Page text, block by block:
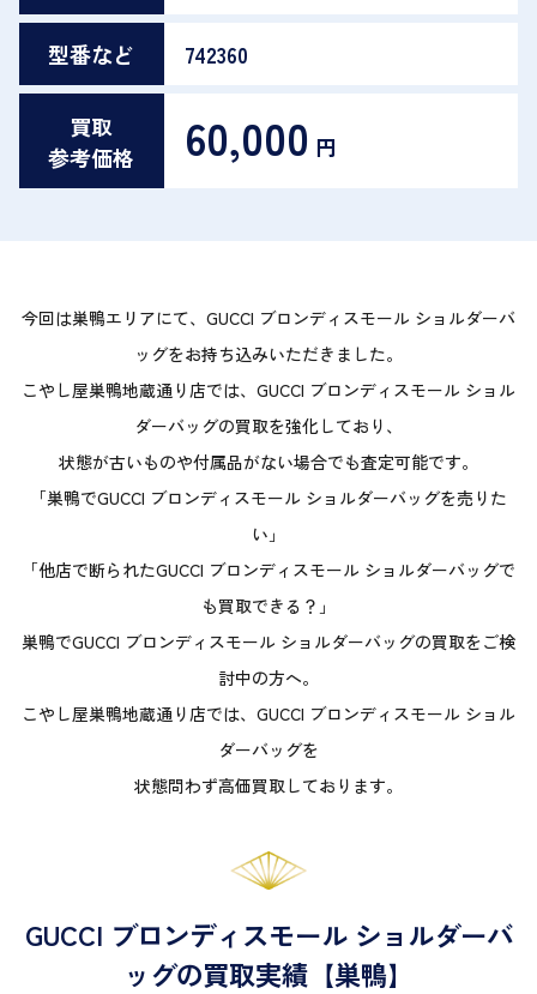
型番など 742360
買取
参考価格
60,000 円
今回は巣鴨エリアにて、GUCCI ブロンディスモール ショルダーバ
ッグをお持ち込みいただきました。
こやし屋巣鴨地蔵通り店では、GUCCI ブロンディスモール ショル
ダーバッグの買取を強化しており、
状態が古いものや付属品がない場合でも査定可能です。
「巣鴨でGUCCI ブロンディスモール ショルダーバッグを売りた
い」
「他店で断られたGUCCI ブロンディスモール ショルダーバッグで
も買取できる？」
巣鴨でGUCCI ブロンディスモール ショルダーバッグの買取をご検
討中の方へ。
こやし屋巣鴨地蔵通り店では、GUCCI ブロンディスモール ショル
ダーバッグを
状態問わず高価買取しております。
GUCCI ブロンディスモール ショルダーバ
ッグの買取実績【巣鴨】